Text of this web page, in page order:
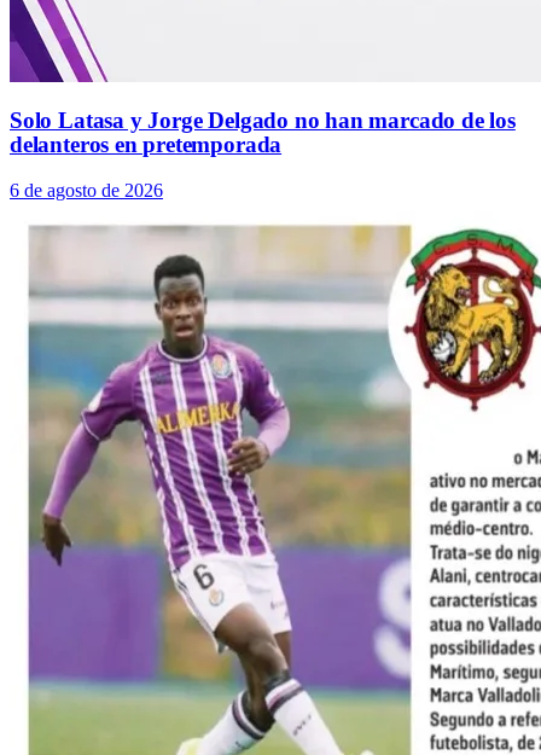
Solo Latasa y Jorge Delgado no han marcado de los
delanteros en pretemporada
6 de agosto de 2026